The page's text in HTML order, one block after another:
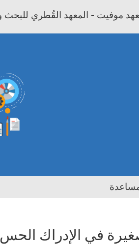
موفيت - المعهد القُطري للبحث
الصغيرة في الإدراك